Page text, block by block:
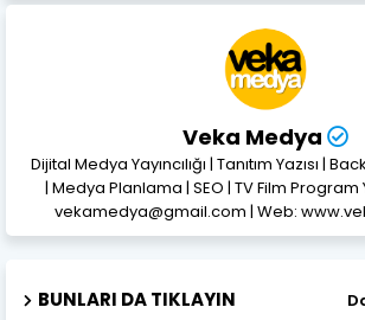
Veka Medya
Dijital Medya Yayıncılığı | Tanıtım Yazısı |
| Medya Planlama | SEO | TV Film Program
vekamedya@gmail.com | Web:
BUNLARI DA TIKLAYIN